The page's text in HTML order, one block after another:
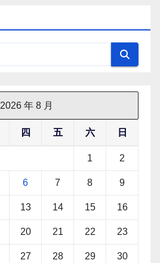
2026 年 8 月
四 五 六 日
1 2
6 7 8 9
13 14 15 16
20 21 22 23
27 28 29 30